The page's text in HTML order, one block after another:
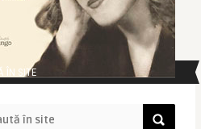
ÎN SITE